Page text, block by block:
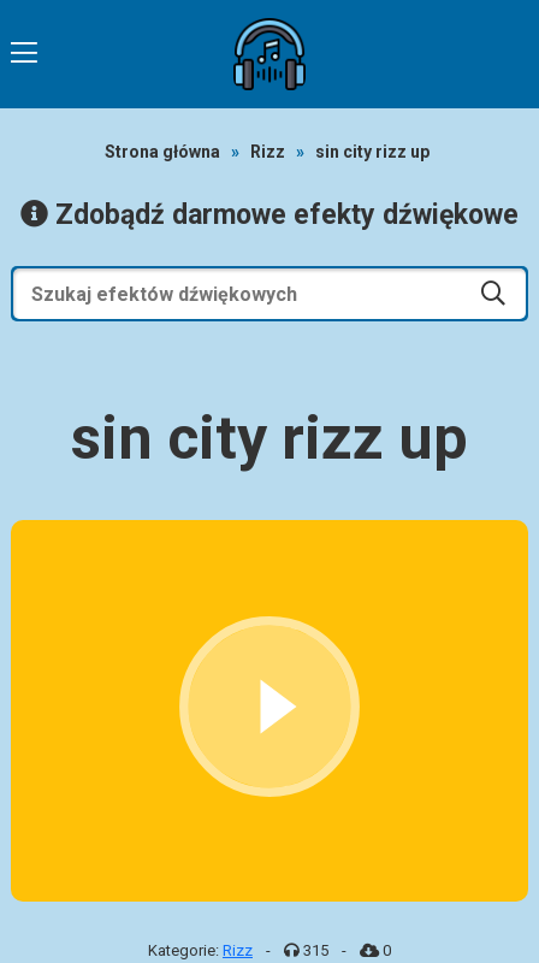
Strona główna » Rizz » sin city rizz up
Zdobądź darmowe efekty dźwiękowe
sin city rizz up
Kategorie: Rizz - 315 - 0